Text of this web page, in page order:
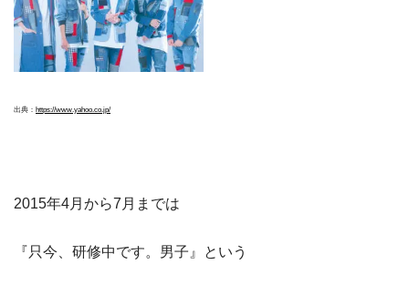
出典： https://www.yahoo.co.jp/
2015年4月から7月までは
『只今、研修中です。男子』という